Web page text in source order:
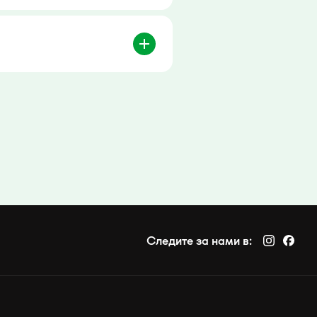
Следите за нами в: